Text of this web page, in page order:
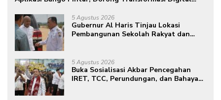
5 Agustus 2026
Gubernur Al Haris Tinjau Lokasi
Pembangunan Sekolah Rakyat dan
5 Agustus 2026
Buka Sosialisasi Akbar Pencegahan
IRET, TCC, Perundungan, dan Bahaya